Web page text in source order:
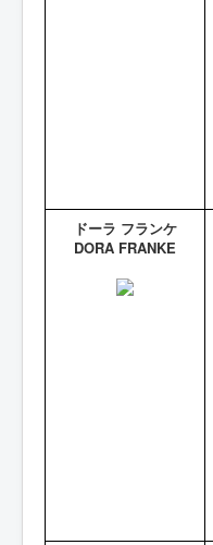
ドーラ フランケ
DORA FRANKE